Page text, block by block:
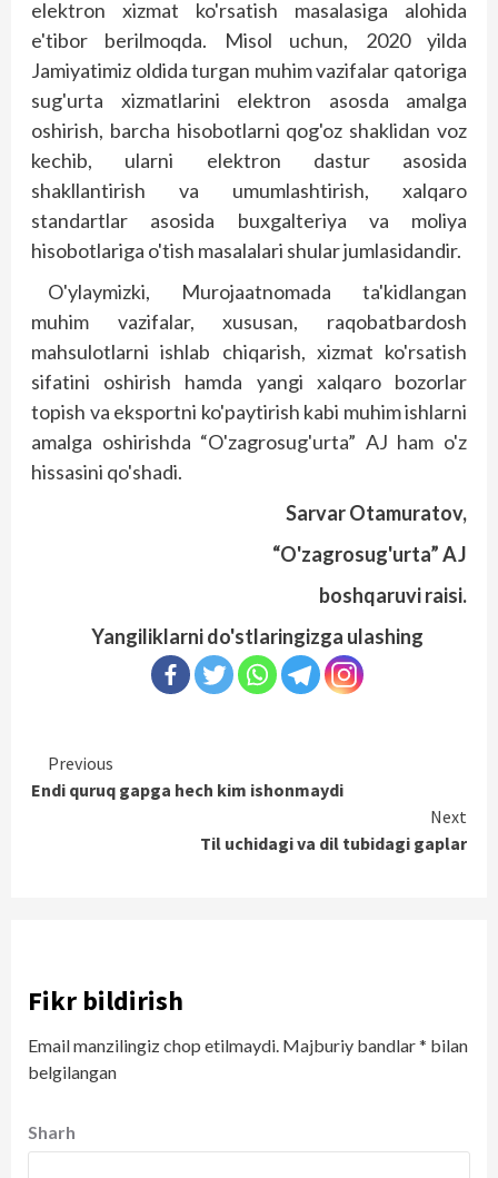
elektron xizmat ko'rsatish masalasiga alohida
e'tibor berilmoqda. Misol uchun, 2020 yilda
Jamiyatimiz oldida turgan muhim vazifalar qatoriga
sug'urta xizmatlarini elektron asosda amalga
oshirish, barcha hisobotlarni qog'oz shaklidan voz
kechib, ularni elektron dastur asosida
shakllantirish va umumlashtirish, xalqaro
standartlar asosida buxgalteriya va moliya
hisobotlariga o'tish masalalari shular jumlasidandir.
O'ylaymizki, Murojaatnomada ta'kidlangan
muhim vazifalar, xususan, raqobatbardosh
mahsulotlarni ishlab chiqarish, xizmat ko'rsatish
sifatini oshirish hamda yangi xalqaro bozorlar
topish va eksportni ko'paytirish kabi muhim ishlarni
amalga oshirishda “O'zagrosug'urta” AJ ham o'z
hissasini qo'shadi.
Sarvar Otamuratov,
“O'zagrosug'urta” AJ
boshqaruvi raisi.
Yangiliklarni do'stlaringizga ulashing
Continue
Reading
Previous
Endi quruq gapga hech kim ishonmaydi
Next
Til uchidagi va dil tubidagi gaplar
Fikr bildirish
Email manzilingiz chop etilmaydi. Majburiy bandlar* bilan
belgilangan
Sharh